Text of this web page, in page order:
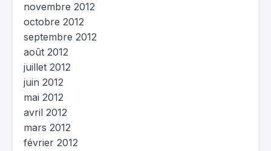
novembre 2012
octobre 2012
septembre 2012
août 2012
juillet 2012
juin 2012
mai 2012
avril 2012
mars 2012
février 2012